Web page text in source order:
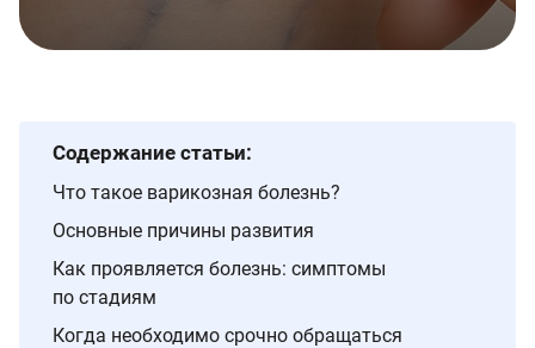
Содержание статьи:
Что такое варикозная болезнь?
Основные причины развития
Как проявляется болезнь: симптомы
по стадиям
Когда необходимо срочно обращаться